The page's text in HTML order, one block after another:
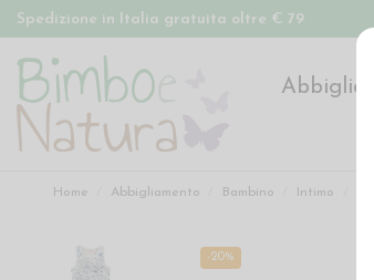
Spedizione in Italia gratuita oltre € 79
Home Abbigliamento Bambino Intimo
-20%